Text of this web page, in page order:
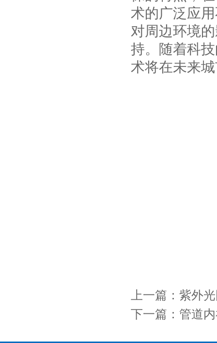
术的广泛应
对周边环境
持。随着科
术将在未来
上一篇： 紫外
下一篇： 管道